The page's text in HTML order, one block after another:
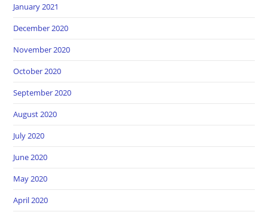
January 2021
December 2020
November 2020
October 2020
September 2020
August 2020
July 2020
June 2020
May 2020
April 2020